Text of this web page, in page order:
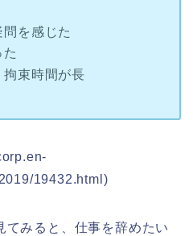
を感じた
た
束時間が長
19432.html)
てみると、仕事を辞めたい